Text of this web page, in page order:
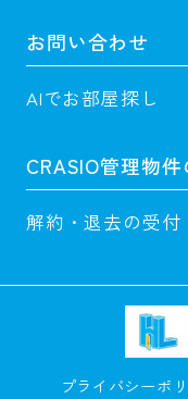
お問い合わせ
AIでお部屋探し
CRASIO管理物
解約・退去の受付
プライバシーポ